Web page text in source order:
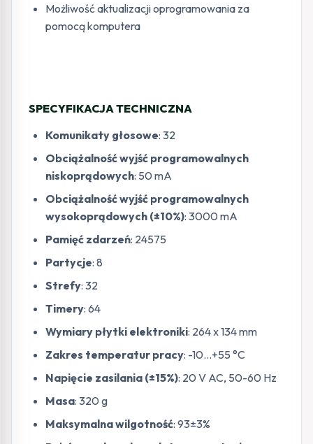
Możliwość aktualizacji oprogramowania za
pomocą komputera
SPECYFIKACJA TECHNICZNA
Komunikaty głosowe: 32
Obciążalność wyjść programowalnych
niskoprądowych: 50 mA
Obciążalność wyjść programowalnych
wysokoprądowych (±10%): 3000 mA
Pamięć zdarzeń: 24575
Partycje: 8
Strefy: 32
Timery: 64
Wymiary płytki elektroniki: 264 x 134 mm
Zakres temperatur pracy: -10…+55 °C
Napięcie zasilania (±15%): 20 V AC, 50-60 Hz
Masa: 320 g
Maksymalna wilgotność: 93±3%